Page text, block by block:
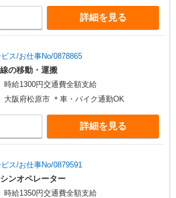
詳細を見る
ス/お仕事No/0878865
の移動・運搬
時給1300円交通費全額支給
大阪府松原市 ＊車・バイク通勤OK
詳細を見る
ス/お仕事No/0879591
ンオペレーター
時給1350円交通費全額支給